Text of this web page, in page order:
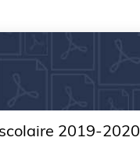
2019-2020